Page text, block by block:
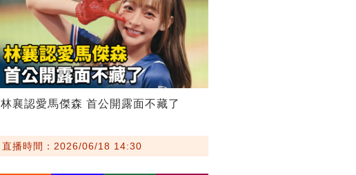
林襄認愛馬傑森 首公開露面不藏了
直播時間：2026/06/18 14:30